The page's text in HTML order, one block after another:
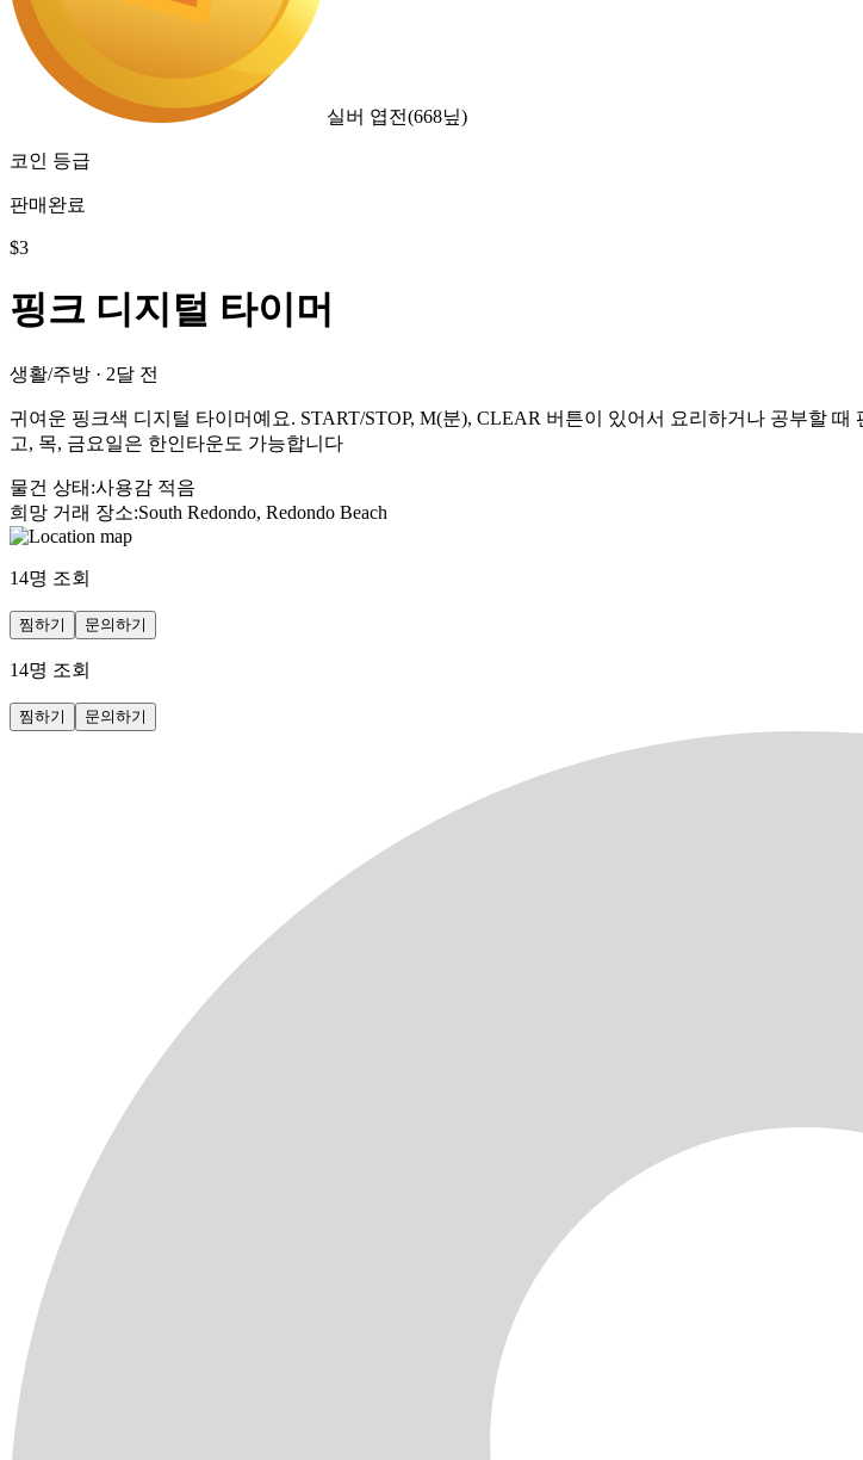
실버 엽전(668닢)
코인 등급
판매완료
$3
핑크 디지털 타이머
생활/주방 · 2달 전
귀여운 핑크색 디지털 타이머예요. START/STOP, M(분), CLEAR 버튼이 있어서 요리하거나 공부할
고, 목, 금요일은 한인타운도 가능합니다
물건 상태 :사용감 적음
희망 거래 장소:South Redondo, Redondo Beach
14명 조회
찜하기 문의하기
14명 조회
찜하기 문의하기